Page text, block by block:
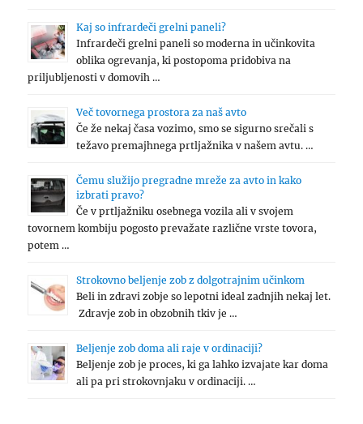
Kaj so infrardeči grelni paneli?
Infrardeči grelni paneli so moderna in učinkovita
oblika ogrevanja, ki postopoma pridobiva na
priljubljenosti v domovih …
Več tovornega prostora za naš avto
Če že nekaj časa vozimo, smo se sigurno srečali s
težavo premajhnega prtljažnika v našem avtu. …
Čemu služijo pregradne mreže za avto in kako
izbrati pravo?
Če v prtljažniku osebnega vozila ali v svojem
tovornem kombiju pogosto prevažate različne vrste tovora,
potem …
Strokovno beljenje zob z dolgotrajnim učinkom
Beli in zdravi zobje so lepotni ideal zadnjih nekaj let.
Zdravje zob in obzobnih tkiv je …
Beljenje zob doma ali raje v ordinaciji?
Beljenje zob je proces, ki ga lahko izvajate kar doma
ali pa pri strokovnjaku v ordinaciji. …